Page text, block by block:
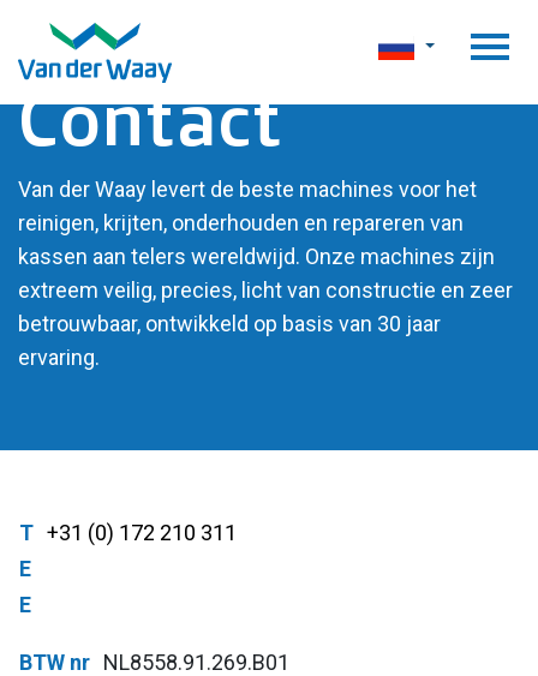
Contact
Van der Waay levert de beste machines voor het
reinigen, krijten, onderhouden en repareren van
kassen aan telers wereldwijd. Onze machines zijn
extreem veilig, precies, licht van constructie en zeer
betrouwbaar, ontwikkeld op basis van 30 jaar
ervaring.
T +31 (0) 172 210 311
E
E
BTW nr NL8558.91.269.B01